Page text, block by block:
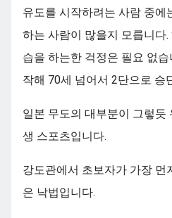
유도를 시작하려는 사람 중에
하는 사람이 많을지 모릅니다
습을 하는한 걱정은 필요 없
작해 70세 넘어서 2단으로 승
일본 무도의 대부분이 그렇듯
생 스포츠입니다.
강도관에서 초보자가 가장 먼
은 낙법입니다.